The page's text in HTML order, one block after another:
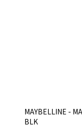
MAYBELLINE -
BLK